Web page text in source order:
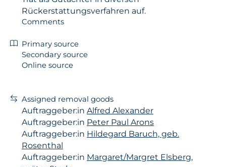
Rückerstattungsverfahren auf.
Comments
Primary source
Secondary source
Online source
Assigned removal goods
Auftraggeber:in Alfred Alexander
Auftraggeber:in Peter Paul Arons
Auftraggeber:in Hildegard Baruch, geb.
Rosenthal
Auftraggeber:in Margaret/Margret Elsberg,